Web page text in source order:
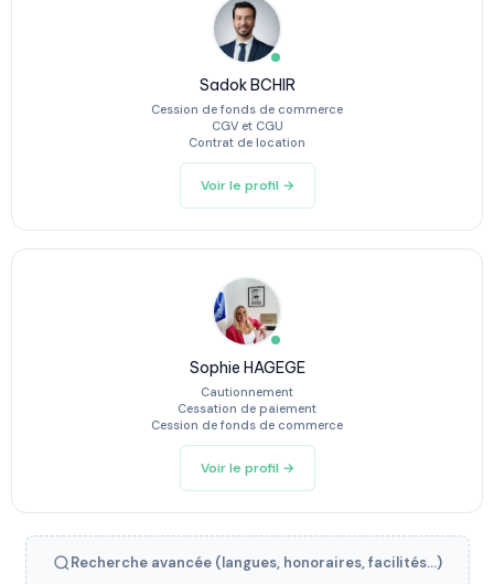
Sadok BCHIR
Cession de fonds de commerce
CGV et CGU
Contrat de location
Voir le profil →
Sophie HAGEGE
Cautionnement
Cessation de paiement
Cession de fonds de commerce
Voir le profil →
Recherche avancée (langues, honoraires, facilités...)